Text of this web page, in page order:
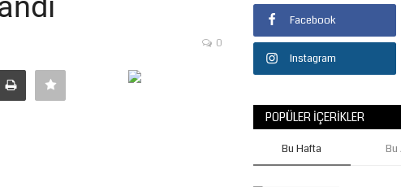
0
Facebook
Instagram
POPÜLER İÇERIKLER
Bu Hafta Bu